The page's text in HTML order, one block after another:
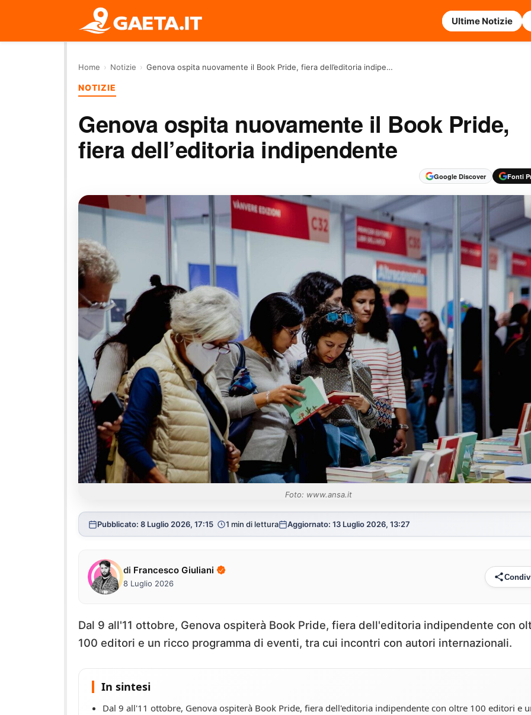
Ultime Notizie
Home › Notizie › Genova ospita nuovamente il Book Pride, fiera dell’editoria indipe…
NOTIZIE
Genova ospita nuovamente il Book Pride,
fiera dell’editoria indipendente
Google Discover Fonti
Foto: www.ansa.it
Pubblicato: 8 Luglio 2026, 17:15 1 min di lettura Aggiornato: 13 Luglio 2026, 13:27
di Francesco Giuliani
8 Luglio 2026
Dal 9 all'11 ottobre, Genova ospiterà Book Pride, fiera dell'editoria indipendente con
100 editori e un ricco programma di eventi, tra cui incontri con autori internazionali.
In sintesi
Dal 9 all'11 ottobre, Genova ospiterà Book Pride, fiera dell'editoria indipendente con oltre 100 editori e